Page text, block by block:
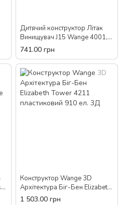
Дитячий конструктор Літак
Винищувач J15 Wange 4001,
228 дет пластик для дітей
741.00 грн
Конструктор Wange 3D
Архітектура Біг-Бен Elizabeth
Tower 4211 пластиковий 910
1 503.00 грн